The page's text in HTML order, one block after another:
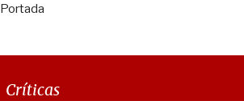
Portada
Críticas